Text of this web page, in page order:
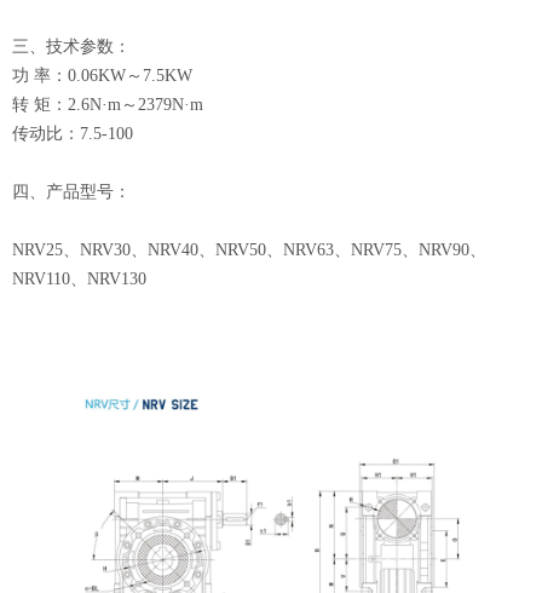
三、技术参数：
功 率：0.06KW～7.5KW
转 矩：2.6N·m～2379N·m
传动比：7.5-100
四、产品型号：
NRV25、NRV30、NRV40、NRV50、NRV63、NRV75、NRV90、
NRV110、NRV130